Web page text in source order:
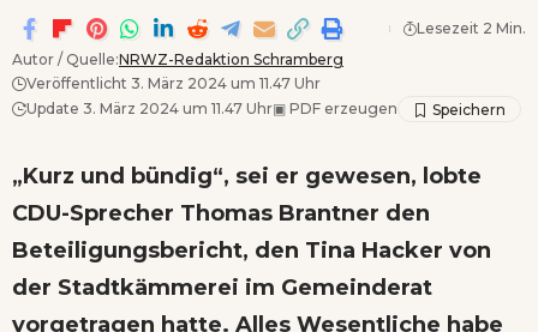
Autor / Quelle:NRWZ-Redaktion Schramberg
Veröffentlicht 3. März 2024 um 11.47 Uhr
Update 3. März 2024 um 11.47 Uhr▣ PDF erzeugen
Lesezeit 2 Min.
„Kurz und bündig“, sei er gewesen, lobte
CDU-Sprecher Thomas Brantner den
Beteiligungsbericht, den Tina Hacker von
der Stadtkämmerei im Gemeinderat
vorgetragen hatte. Alles Wesentliche habe